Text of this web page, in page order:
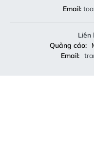
Email:
Liên
Quảng cáo:
Email: